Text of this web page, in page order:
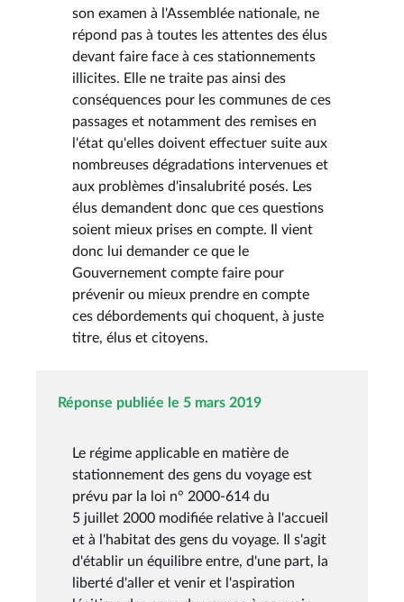
son examen à l'Assemblée nationale, ne
répond pas à toutes les attentes des élus
devant faire face à ces stationnements
illicites. Elle ne traite pas ainsi des
conséquences pour les communes de ces
passages et notamment des remises en
l'état qu'elles doivent effectuer suite aux
nombreuses dégradations intervenues et
aux problèmes d'insalubrité posés. Les
élus demandent donc que ces questions
soient mieux prises en compte. Il vient
donc lui demander ce que le
Gouvernement compte faire pour
prévenir ou mieux prendre en compte
ces débordements qui choquent, à juste
titre, élus et citoyens.
Réponse publiée le 5 mars 2019
Le régime applicable en matière de
stationnement des gens du voyage est
prévu par la loi n° 2000-614 du
5 juillet 2000 modifiée relative à l'accueil
et à l'habitat des gens du voyage. Il s'agit
d'établir un équilibre entre, d'une part, la
liberté d'aller et venir et l'aspiration